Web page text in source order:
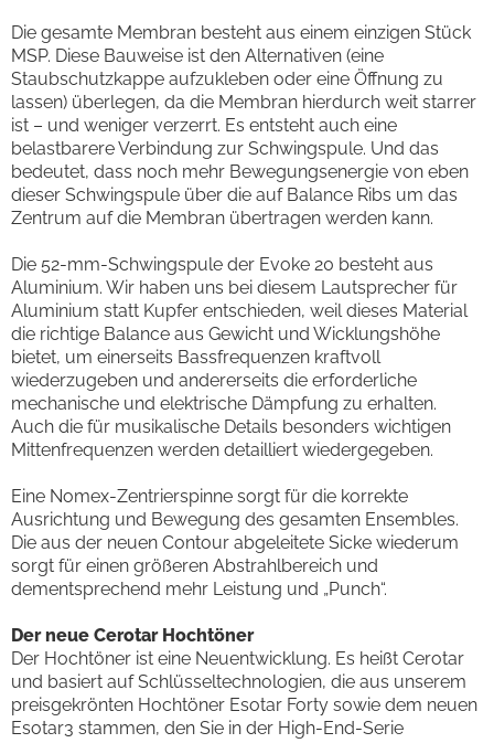
Die gesamte Membran besteht aus einem einzigen Stück
MSP. Diese Bauweise ist den Alternativen (eine
Staubschutzkappe aufzukleben oder eine Öffnung zu
lassen) überlegen, da die Membran hierdurch weit starrer
ist – und weniger verzerrt. Es entsteht auch eine
belastbarere Verbindung zur Schwingspule. Und das
bedeutet, dass noch mehr Bewegungsenergie von eben
dieser Schwingspule über die auf Balance Ribs um das
Zentrum auf die Membran übertragen werden kann.
Die 52-mm-Schwingspule der Evoke 20 besteht aus
Aluminium. Wir haben uns bei diesem Lautsprecher für
Aluminium statt Kupfer entschieden, weil dieses Material
die richtige Balance aus Gewicht und Wicklungshöhe
bietet, um einerseits Bassfrequenzen kraftvoll
wiederzugeben und andererseits die erforderliche
mechanische und elektrische Dämpfung zu erhalten.
Auch die für musikalische Details besonders wichtigen
Mittenfrequenzen werden detailliert wiedergegeben.
Eine Nomex-Zentrierspinne sorgt für die korrekte
Ausrichtung und Bewegung des gesamten Ensembles.
Die aus der neuen Contour abgeleitete Sicke wiederum
sorgt für einen größeren Abstrahlbereich und
dementsprechend mehr Leistung und „Punch“.
Der neue Cerotar Hochtöner
Der Hochtöner ist eine Neuentwicklung. Es heißt Cerotar
und basiert auf Schlüsseltechnologien, die aus unserem
preisgekrönten Hochtöner Esotar Forty sowie dem neuen
Esotar3 stammen, den Sie in der High-End-Serie